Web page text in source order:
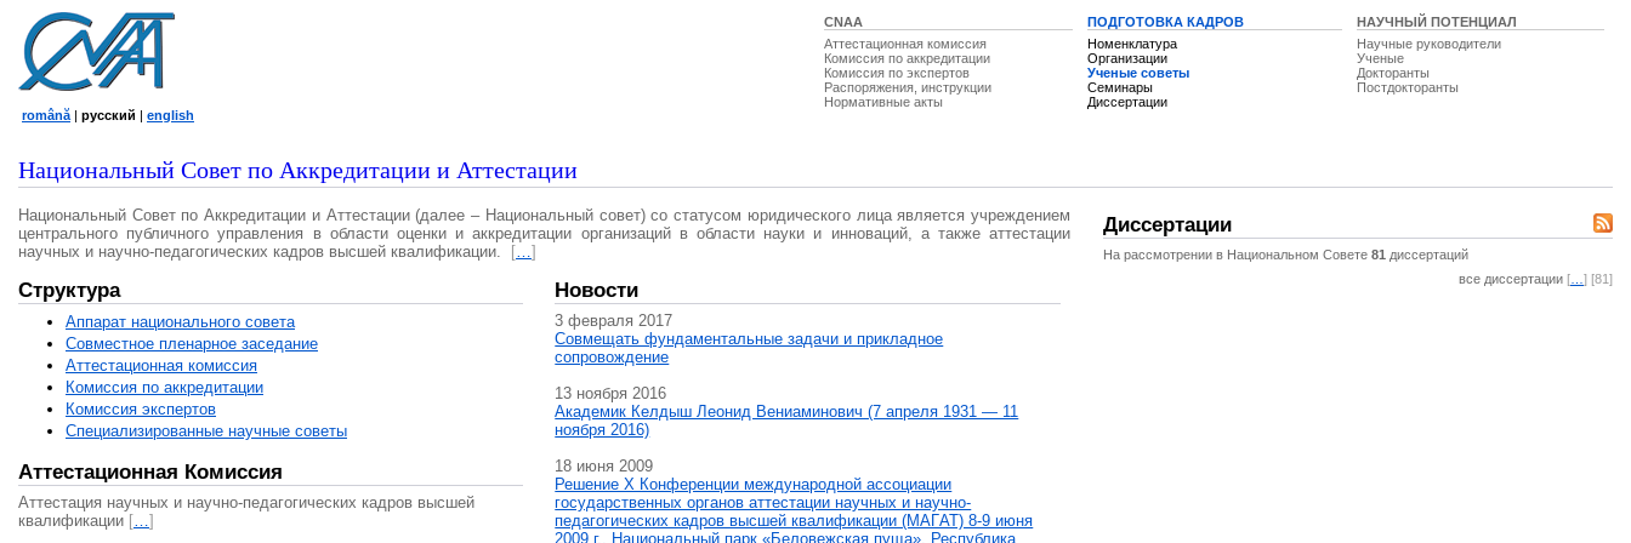
CNAA
Аттестационная комиссия
Комиссия по аккредитации
Комиссия по экспертов
Распоряжения, инструкции
Нормативные акты
ПОДГОТОВКА КАДРОВ
Номенклатура
Организации
Ученые советы
Семинары
Диссертации
НАУЧНЫЙ ПОТЕНЦИАЛ
Научные руководители
Ученые
Докторанты
Постдокторанты
română | русский | english
Национальный Совет по Аккредитации и Аттестации
Национальный Совет по Аккредитации и Аттестации (далее – Национальный совет) со статусом юридического лица является учреждением
центрального публичного управления в области оценки и аккредитации организаций в области науки и инноваций, а также аттестации
научных и научно-педагогических кадров высшей квалификации.
[…]
Структура
Аппарат национального совета
Совместное пленарное заседание
Аттестационная комисcия
Комиссия по аккредитации
Комиссия экспертов
Специализированные научные советы
Аттестационная Комиссия
Аттестация научных и научно-педагогических кадров высшей
квалификации […]
Новости
3 февраля 2017
Совмещать фундаментальные задачи и прикладное
сопровождение
13 ноября 2016
Академик Келдыш Леонид Вениаминович (7 апреля 1931 — 11
ноября 2016)
18 июня 2009
Решение X Конференции международной ассоциации
государственных органов аттестации научных и научно-
педагогических кадров высшей квалификации (МАГAT) 8-9 июня
2009 г., Национальный парк «Беловежская пуща», Республика
Диссертации
На рассмотрении в Национальном Совете 81 диссертаций
все диссертации [ ] [81]